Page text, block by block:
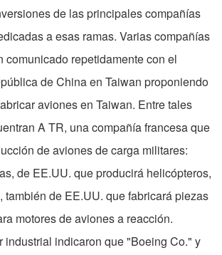
de las principales compañías
a esas ramas. Varias compañías
comunicado repetidamente con el
de China en Taiwan proponiendo
aviones en Taiwan. Entre tales
A TR, una compañía francesa que
de aviones de carga militares:
de EE.UU. que producirá helicópteros,
también de EE.UU. que fabricará piezas
motores de aviones a reacción.
industrial indicaron que "Boeing Co." y